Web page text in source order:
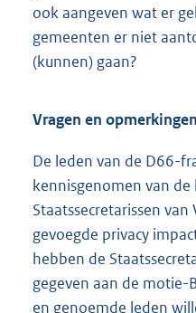
ook aangeven wat er
gemeenten er niet
(kunnen) gaan?
Vragen en
De leden van de D66-
kennisgenomen van de
Staatssecretarissen
gevoegde privacy
hebben de
gegeven aan de motie-
en genoemde leden